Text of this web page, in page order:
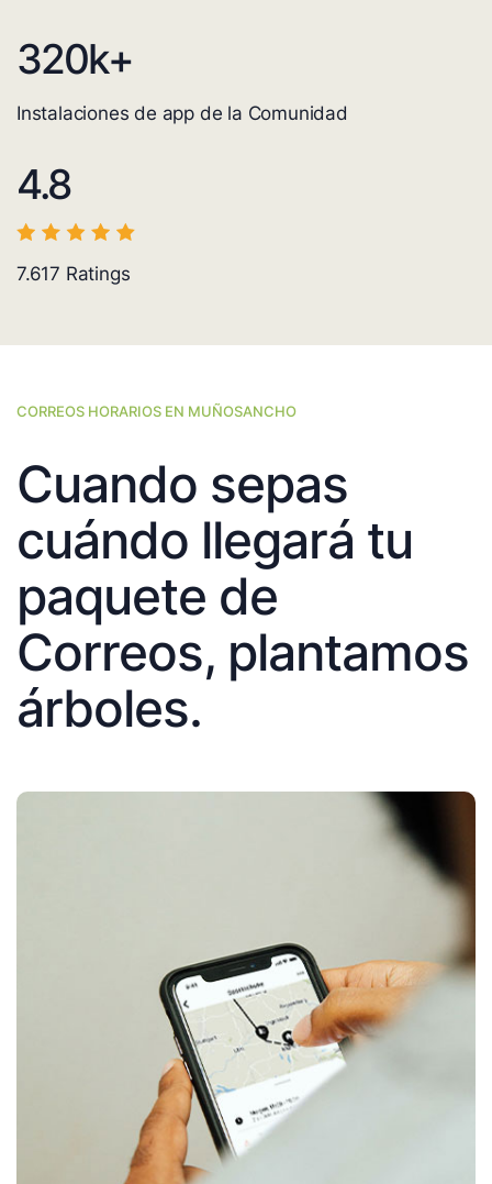
320k+
Instalaciones de app de la Comunidad
4.8
7.617 Ratings
CORREOS HORARIOS EN MUÑOSANCHO
Cuando sepas
cuándo llegará tu
paquete de
Correos, plantamos
árboles.